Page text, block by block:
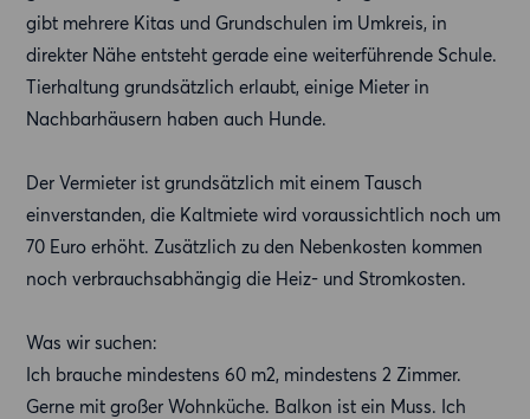
gibt mehrere Kitas und Grundschulen im Umkreis, in
direkter Nähe entsteht gerade eine weiterführende Schule.
Tierhaltung grundsätzlich erlaubt, einige Mieter in
Nachbarhäusern haben auch Hunde.
Der Vermieter ist grundsätzlich mit einem Tausch
einverstanden, die Kaltmiete wird voraussichtlich noch um
70 Euro erhöht. Zusätzlich zu den Nebenkosten kommen
noch verbrauchsabhängig die Heiz- und Stromkosten.
Was wir suchen:
Ich brauche mindestens 60 m2, mindestens 2 Zimmer.
Gerne mit großer Wohnküche. Balkon ist ein Muss. Ich